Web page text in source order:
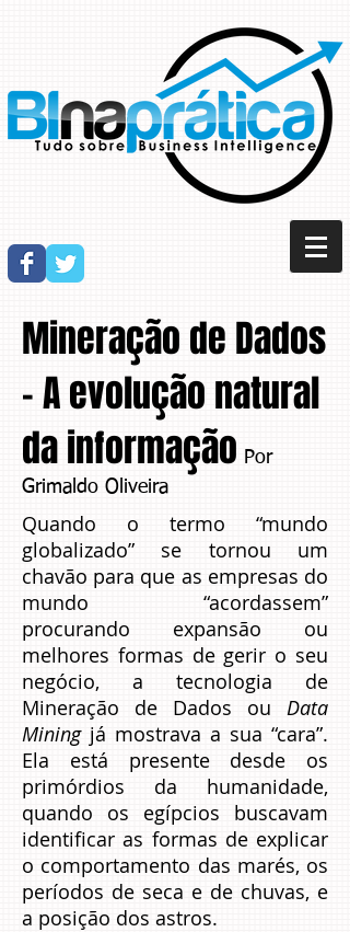
Mineração de Dados
- A evolução natural
da informação Por
Grimaldo Oliveira
Quando o termo “mundo
globalizado” se tornou um
chavão para que as empresas do
mundo “acordassem”
procurando expansão ou
melhores formas de gerir o seu
negócio, a tecnologia de
Mineração de Dados ou Data
Miningjá mostrava a sua “cara”.
Ela está presente desde os
primórdios da humanidade,
quando os egípcios buscavam
identificar as formas de explicar
o comportamento das marés, os
períodos de seca e de chuvas, e
a posição dos astros.